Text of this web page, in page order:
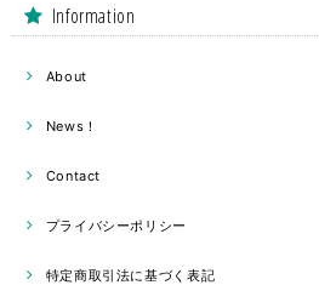
Information
About
News！
Contact
プライバシーポリシー
特定商取引法に基づく表記